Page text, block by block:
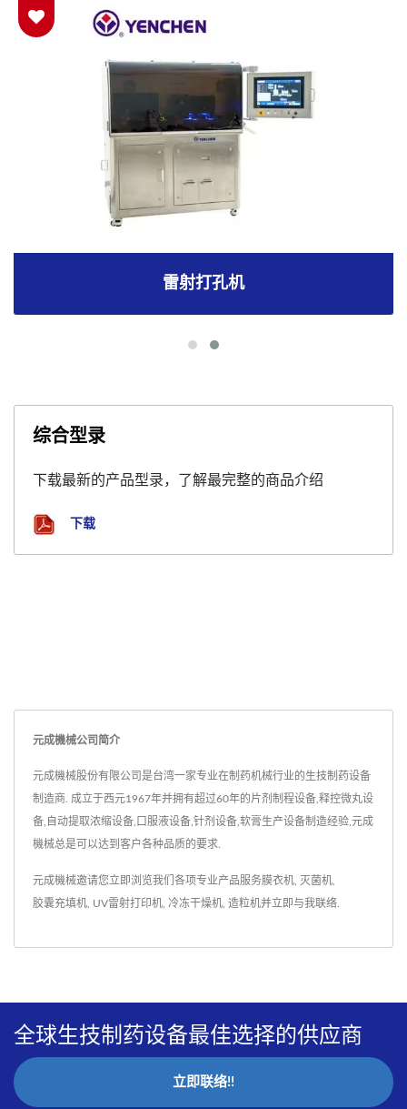
雷射打孔机
综合型录
下载最新的产品型录，了解最完整的商品介绍
下载
元成機械公司简介
元成機械股份有限公司是台湾一家专业在制药机械行业的生技制药设备
制造商. 成立于西元1967年并拥有超过60年的片剂制程设备,释控微丸设
备,自动提取浓缩设备,口服液设备,针剂设备,软膏生产设备制造经验,元成
機械总是可以达到客户各种品质的要求.
元成機械邀请您立即浏览我们各项专业产品服务膜衣机 灭菌机
胶囊充填机 UV雷射打印机 冷冻干燥机 造粒机并 立即与我联络
全球生技制药设备最佳选择的供应商
立即联络!!